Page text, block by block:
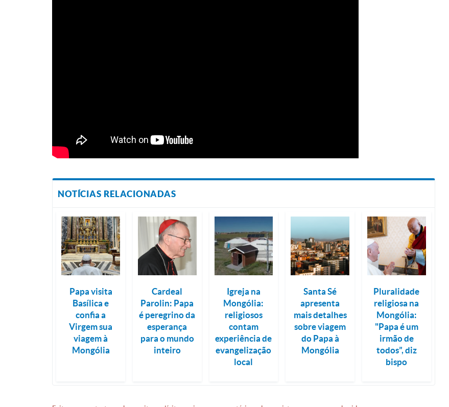
NOTÍCIAS RELACIONADAS
Papa visita
Basílica e
confia a
Virgem sua
viagem à
Mongólia
Cardeal
Parolin: Papa
é peregrino da
esperança
para o mundo
inteiro
Igreja na
Mongólia:
religiosos
contam
experiência de
evangelização
local
Santa Sé
apresenta
mais detalhes
sobre viagem
do Papa à
Mongólia
Pluralidade
religiosa na
Mongólia:
"Papa é um
irmão de
todos”, diz
bispo